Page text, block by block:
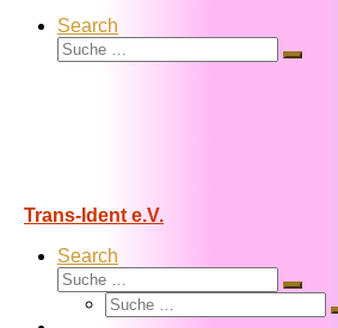
Search
Suche
Suche
Trans-Ident e.V.
Search
Suche
Suche
Suche